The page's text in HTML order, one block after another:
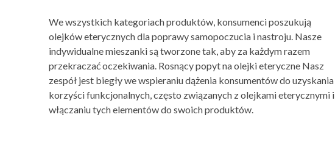
We wszystkich kategoriach produktów, konsumenci poszukują
olejków eterycznych dla poprawy samopoczucia i nastroju. Nasze
indywidualne mieszanki są tworzone tak, aby za każdym razem
przekraczać oczekiwania. Rosnący popyt na olejki eteryczne Nasz
zespół jest biegły we wspieraniu dążenia konsumentów do uzyskania
korzyści funkcjonalnych, często związanych z olejkami eterycznymi i
włączaniu tych elementów do swoich produktów.